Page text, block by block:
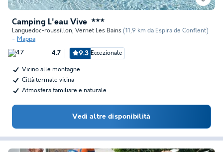
Camping L'eau Vive ★★★
Languedoc-roussillon, Vernet Les Bains (11,9 km da Espira de Conflent)
Mappa
4.7 9.3 Eccezionale
Vicino alle montagne
Città termale vicina
Atmosfera familiare e naturale
Vedi altre disponibilità